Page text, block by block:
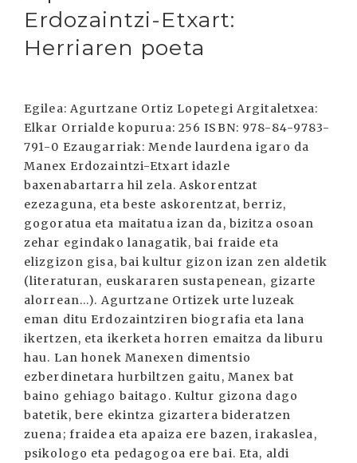
Erdozaintzi-Etxart:
Herriaren poeta
Egilea: Agurtzane Ortiz Lopetegi Argitaletxea:
Elkar Orrialde kopurua: 256 ISBN: 978-84-9783-
791-0 Ezaugarriak: Mende laurdena igaro da
Manex Erdozaintzi-Etxart idazle
baxenabartarra hil zela. Askorentzat
ezezaguna, eta beste askorentzat, berriz,
gogoratua eta maitatua izan da, bizitza osoan
zehar egindako lanagatik, bai fraide eta
elizgizon gisa, bai kultur gizon izan zen aldetik
(literaturan, euskararen sustapenean, gizarte
alorrean...). Agurtzane Ortizek urte luzeak
eman ditu Erdozaintziren biografia eta lana
ikertzen, eta ikerketa horren emaitza da liburu
hau. Lan honek Manexen dimentsio
ezberdinetara hurbiltzen gaitu, Manex bat
baino gehiago baitago. Kultur gizona dago
batetik, bere ekintza gizartera bideratzen
zuena; fraidea eta apaiza ere bazen, irakaslea,
psikologo eta pedagogoa ere bai. Eta, aldi